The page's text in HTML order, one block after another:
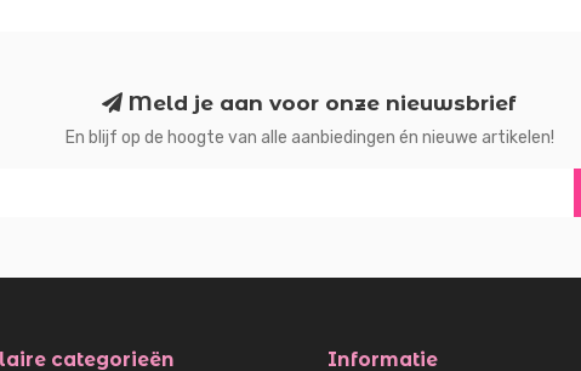
Meld je aan voor onze nieuwsbrief
En blijf op de hoogte van alle aanbiedingen én nieuwe artikelen!
categorieën Informatie